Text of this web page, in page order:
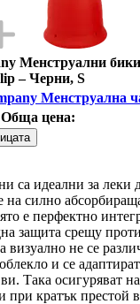
Менструални
– Черни, S
Менструална
Обща цена:
са идеални за леки
на силно
е перфектно
защита срещу
не се
и се
Така осигуряват
при кратък престой